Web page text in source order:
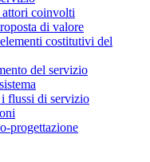
coinvolti
di valore
costitutivi del
del servizio
i flussi di servizio
progettazione